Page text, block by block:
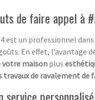
de faire appel à
est un professionnel
En effet, l’avantage
votre maison plus
travaux de ravalement de